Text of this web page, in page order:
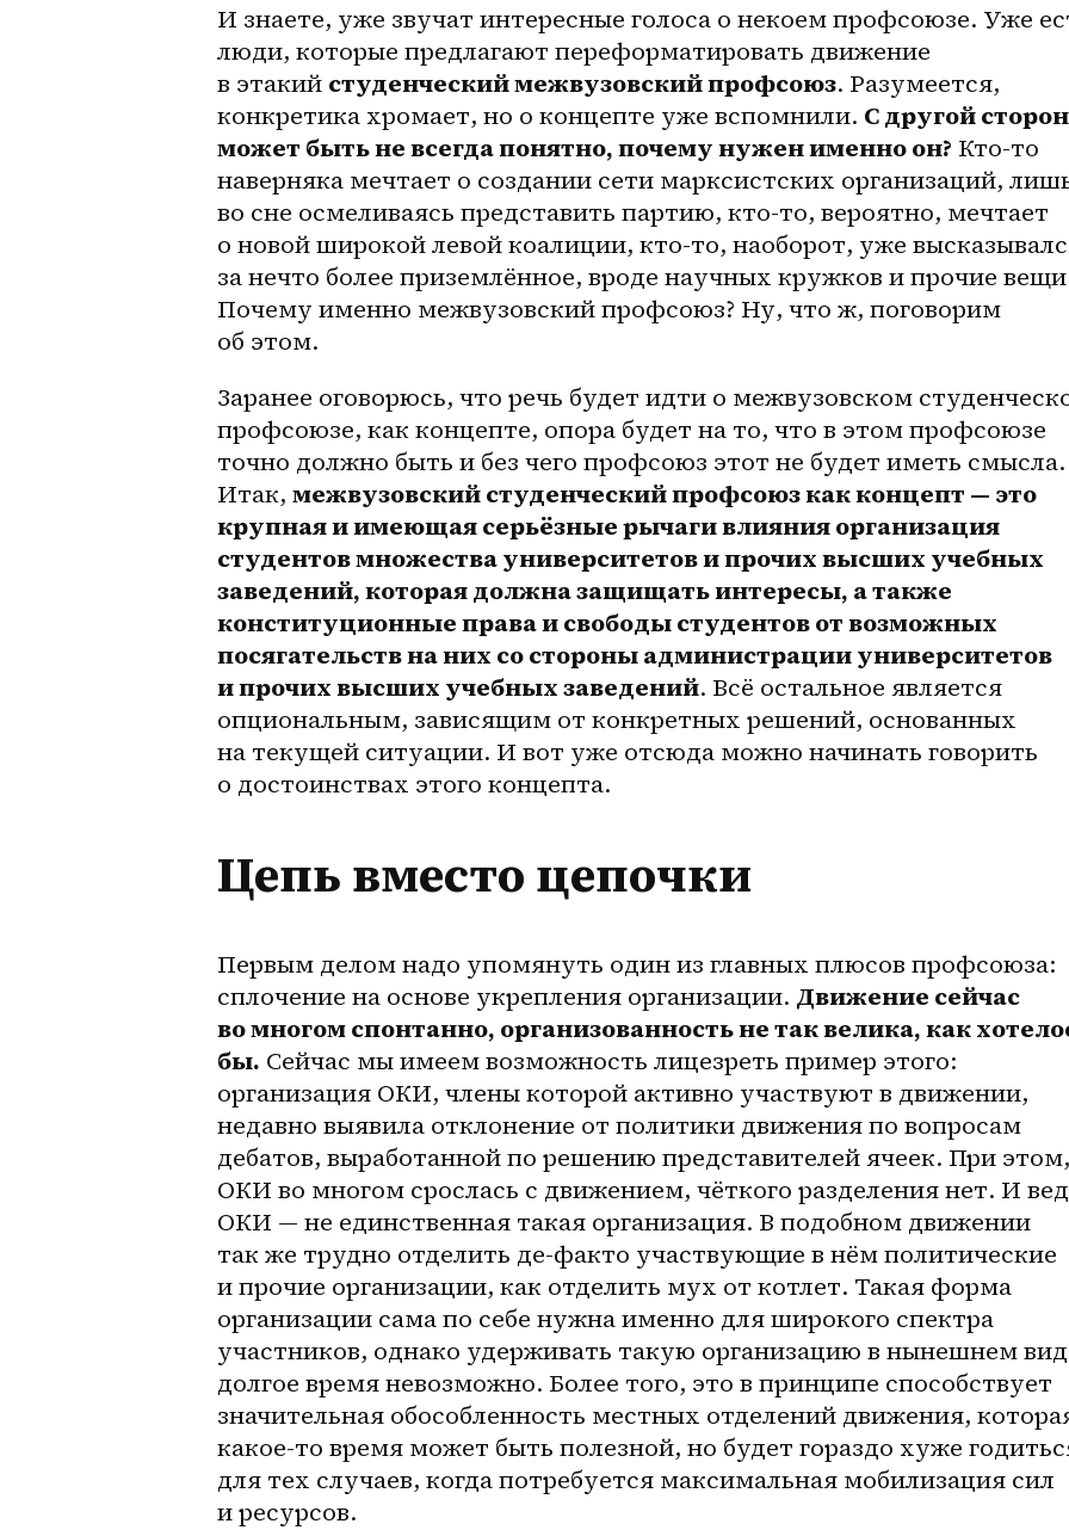
И знаете, уже звучат интересные голоса о некоем профсоюзе. Уже
люди, которые предлагают переформатировать движение
в этакий студенческий межвузовский профсоюз. Разумеется,
конкретика хромает, но о концепте уже вспомнили. С другой
может быть не всегда понятно, почему нужен именно он? Кто-то
наверняка мечтает о создании сети марксистских организаций,
во сне осмеливаясь представить партию, кто-то, вероятно, мечтает
о новой широкой левой коалиции, кто-то, наоборот, уже
за нечто более приземлённое, вроде научных кружков и прочие
Почему именно межвузовский профсоюз? Ну, что ж, поговорим
об этом.
Заранее оговорюсь, что речь будет идти о межвузовском
профсоюзе, как концепте, опора будет на то, что в этом профсоюзе
точно должно быть и без чего профсоюз этот не будет иметь смысла.
Итак, межвузовский студенческий профсоюз как концепт — это
крупная и имеющая серьёзные рычаги влияния организация
студентов множества университетов и прочих высших учебных
заведений, которая должна защищать интересы, а также
конституционные права и свободы студентов от возможных
посягательств на них со стороны администрации университетов
и прочих высших учебных заведений. Всё остальное является
опциональным, зависящим от конкретных решений, основанных
на текущей ситуации. И вот уже отсюда можно начинать говорить
о достоинствах этого концепта.
Цепь вместо цепочки
Первым делом надо упомянуть один из главных плюсов профсоюза:
сплочение на основе укрепления организации. Движение сейчас
во многом спонтанно, организованность не так велика, как
бы. Сейчас мы имеем возможность лицезреть пример этого:
организация ОКИ, члены которой активно участвуют в движении,
недавно выявила отклонение от политики движения по вопросам
дебатов, выработанной по решению представителей ячеек. При этом,
ОКИ во многом срослась с движением, чёткого разделения нет. И
ОКИ — не единственная такая организация. В подобном движении
так же трудно отделить де-факто участвующие в нём политические
и прочие организации, как отделить мух от котлет. Такая форма
организации сама по себе нужна именно для широкого спектра
участников, однако удерживать такую организацию в нынешнем
долгое время невозможно. Более того, это в принципе способствует
значительная обособленность местных отделений движения,
какое-то время может быть полезной, но будет гораздо хуже
для тех случаев, когда потребуется максимальная мобилизация сил
и ресурсов.